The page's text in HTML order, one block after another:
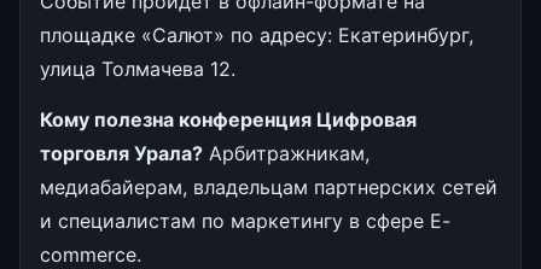
площадке «Салют» по адресу: Екатеринбург,
улица Толмачева 12.
Кому полезна конференция Цифровая
торговля Урала? Арбитражникам,
медиабайерам, владельцам партнерских сетей
и специалистам по маркетингу в сфере E-
commerce.